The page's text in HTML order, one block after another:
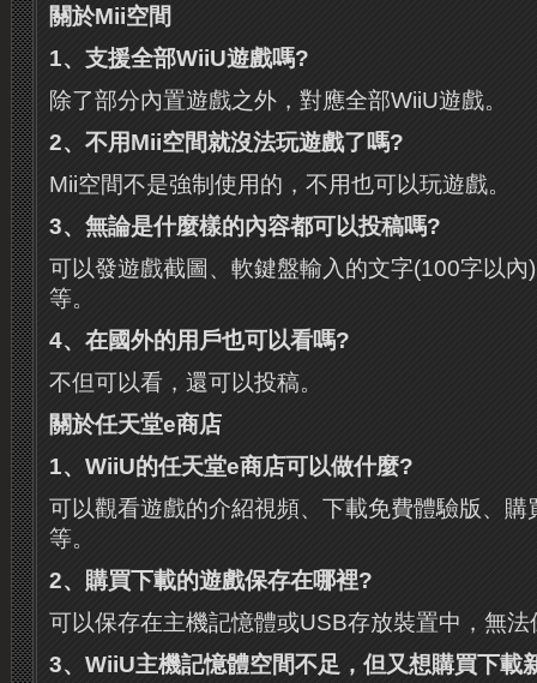
關於Mii空間
1、支援全部WiiU遊戲嗎?
除了部分內置遊戲之外，對應全部WiiU遊戲。
2、不用Mii空間就沒法玩遊戲了嗎?
Mii空間不是強制使用的，不用也可以玩遊戲。
3、無論是什麼樣的內容都可以投稿嗎?
可以發遊戲截圖、軟鍵盤輸入的文字(100字以
等。
4、在國外的用戶也可以看嗎?
不但可以看，還可以投稿。
關於任天堂e商店
1、 WiiU的任天堂e商店可以做什麼?
可以觀看遊戲的介紹視頻、下載免費體驗版、購
等。
2、購買下載的遊戲保存在哪裡?
可以保存在主機記憶體或USB存放裝置中，無
3、 WiiU主機記憶體空間不足，但又想購買下載